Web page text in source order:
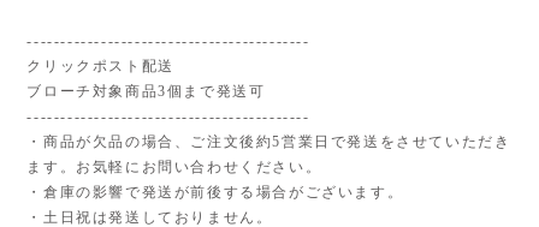
------------------------------------------
クリックポスト配送
ブローチ対象商品3個まで発送可
------------------------------------------
・商品が欠品の場合、ご注文後約5営業日で発送をさせていただき
ます。お気軽にお問い合わせください。
・倉庫の影響で発送が前後する場合がございます。
・土日祝は発送しておりません。